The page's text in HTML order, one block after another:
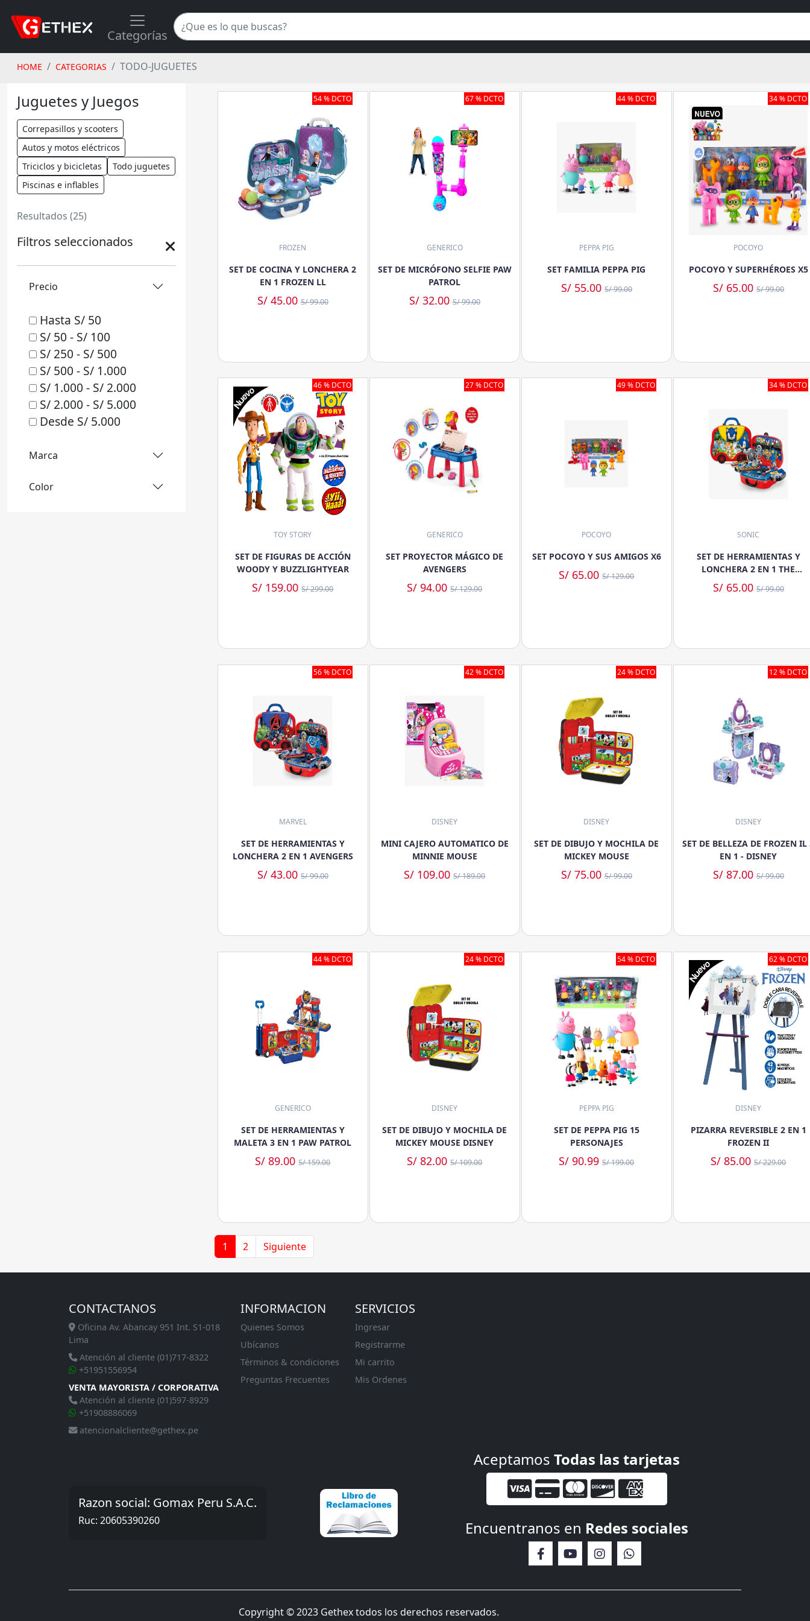
Categorías
HOME CATEGORIAS TODO-JUGUETES
Juguetes y Juegos
Correpasillos y scooters
Autos y motos eléctricos
Triciclos y bicicletas
Todo juguetes
Piscinas e inflables
Resultados (25)
Filtros seleccionados
Precio
Hasta S/ 50
S/ 50 - S/ 100
S/ 250 - S/ 500
S/ 500 - S/ 1.000
S/ 1.000 - S/ 2.000
S/ 2.000 - S/ 5.000
Desde S/ 5.000
Marca
Color
54 % DCTO
FROZEN
SET DE COCINA Y LONCHERA 2
EN 1 FROZEN LL
S/ 45.00 S/ 99.00
67 % DCTO
GENERICO
SET DE MICRÓFONO SELFIE PAW
PATROL
S/ 32.00 S/ 99.00
44 % DCTO
PEPPA PIG
SET FAMILIA PEPPA PIG
S/ 55.00 S/ 99.00
34 % DCTO
POCOYO
POCOYO Y SUPERHÉROES X5
S/ 65.00 S/ 99.00
46 % DCTO
TOY STORY
SET DE FIGURAS DE ACCIÓN
WOODY Y BUZZLIGHTYEAR
S/ 159.00S/ 299.00
27 % DCTO
GENERICO
SET PROYECTOR MÁGICO DE
AVENGERS
S/ 94.00S/ 129.00
49 % DCTO
POCOYO
SET POCOYO Y SUS AMIGOS X6
S/ 65.00S/ 129.00
34 % DCTO
SONIC
SET DE HERRAMIENTAS Y
LONCHERA 2 EN 1 THE
HEDGEHOG / SEGA
S/ 65.00 S/ 99.00
56 % DCTO
MARVEL
SET DE HERRAMIENTAS Y
LONCHERA 2 EN 1 AVENGERS
S/ 43.00 S/ 99.00
42 % DCTO
DISNEY
MINI CAJERO AUTOMATICO DE
MINNIE MOUSE
S/ 109.00S/ 189.00
24 % DCTO
DISNEY
SET DE DIBUJO Y MOCHILA DE
MICKEY MOUSE
S/ 75.00 S/ 99.00
12 % DCTO
DISNEY
SET DE BELLEZA DE FROZEN IL
EN 1 - DISNEY
S/ 87.00 S/ 99.00
44 % DCTO
GENERICO
SET DE HERRAMIENTAS Y
MALETA 3 EN 1 PAW PATROL
S/ 89.00S/ 159.00
24 % DCTO
DISNEY
SET DE DIBUJO Y MOCHILA DE
MICKEY MOUSE DISNEY
S/ 82.00S/ 109.00
54 % DCTO
PEPPA PIG
SET DE PEPPA PIG 15
PERSONAJES
S/ 90.99S/ 199.00
62 % DCTO
DISNEY
PIZARRA REVERSIBLE 2 EN 1
FROZEN II
S/ 85.00S/ 229.00
1 2 Siguiente
CONTACTANOS
Oficina Av. Abancay 951 Int. S1-018
Lima
Atención al cliente (01)717-8322
+51951556954
VENTA MAYORISTA / CORPORATIVA
Atención al cliente (01)597-8929
+51908886069
atencionalcliente@gethex.pe
INFORMACION
Quienes Somos
Ubícanos
Términos & condiciones
Preguntas Frecuentes
SERVICIOS
Ingresar
Registrarme
Mi carrito
Mis Ordenes
Razon social: Gomax Peru S.A.C.
Ruc: 20605390260
Aceptamos Todas las tarjetas
Encuentranos en Redes sociales
Copyright © 2023 Gethex todos los derechos reservados.